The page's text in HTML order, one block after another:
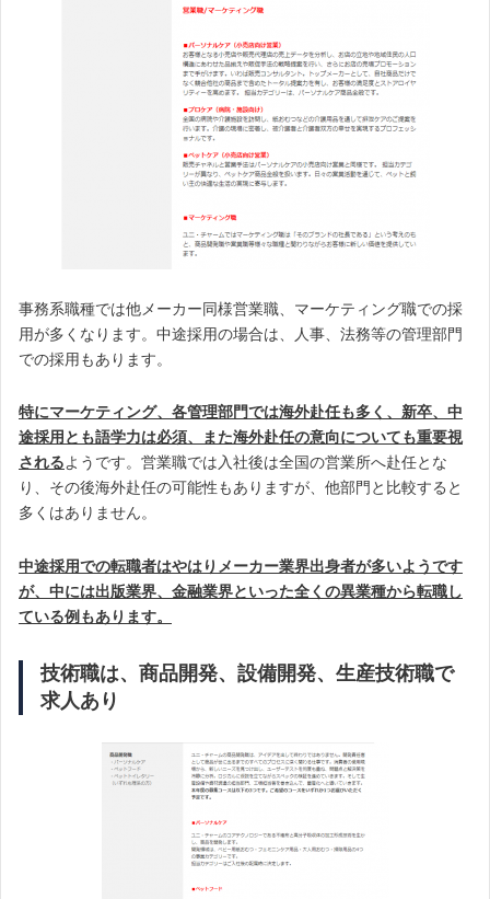
事務系職種では他メーカー同様営業職、マーケティング職での採
用が多くなります。中途採用の場合は、人事、法務等の管理部門
での採用もあります。
特にマーケティング、各管理部門では海外赴任も多く、新卒、中
途採用とも語学力は必須、また海外赴任の意向についても重要視
されるようです。営業職では入社後は全国の営業所へ赴任とな
り、その後海外赴任の可能性もありますが、他部門と比較すると
多くはありません。
中途採用での転職者はやはりメーカー業界出身者が多いようです
が、中には出版業界、金融業界といった全くの異業種から転職し
ている例もあります。
技術職は、商品開発、設備開発、生産技術職で
求人あり